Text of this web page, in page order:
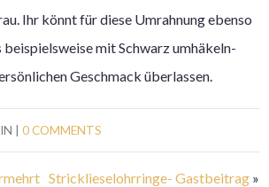
Ihr könnt für diese Umrahnung ebenso
mit Schwarz umhäkeln-
Geschmack überlassen.
|0 COMMENTS
Stricklieselohrringe- Gastbeitrag»